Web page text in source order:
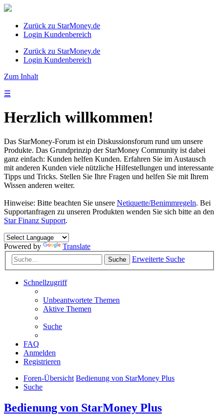
Zurück zu StarMoney.de
Login Kundenbereich
Zurück zu StarMoney.de
Login Kundenbereich
Zum Inhalt
☰
Herzlich willkommen!
Das StarMoney-Forum ist ein Diskussionsforum rund um unsere
Produkte. Das Grundprinzip der StarMoney Community ist dabei
ganz einfach: Kunden helfen Kunden. Erfahren Sie im Austausch
mit anderen Kunden viele nützliche Hilfestellungen und interessante
Tipps und Tricks. Stellen Sie Ihre Fragen und helfen Sie mit Ihrem
Wissen anderen weiter.
Hinweise: Bitte beachten Sie unsere Netiquette/Benimmregeln. Bei
Supportanfragen zu unseren Produkten wenden Sie sich bitte an den
Star Finanz Support.
Powered by Translate
Suche Erweiterte Suche
Schnellzugriff
Unbeantwortete Themen
Aktive Themen
Suche
FAQ
Anmelden
Registrieren
Foren-Übersicht Bedienung von StarMoney Plus
Suche
Bedienung von StarMoney Plus